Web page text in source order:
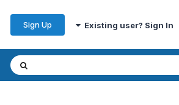
Existing user? Sign In
Sign Up